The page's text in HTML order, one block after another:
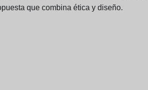
que combina ética y diseño.